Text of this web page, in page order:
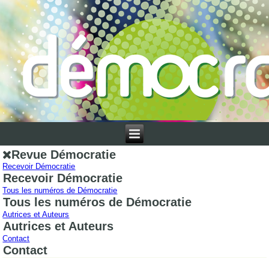
Revue Démocratie
Recevoir Démocratie
Recevoir Démocratie
Tous les numéros de Démocratie
Tous les numéros de Démocratie
Autrices et Auteurs
Autrices et Auteurs
Contact
Contact